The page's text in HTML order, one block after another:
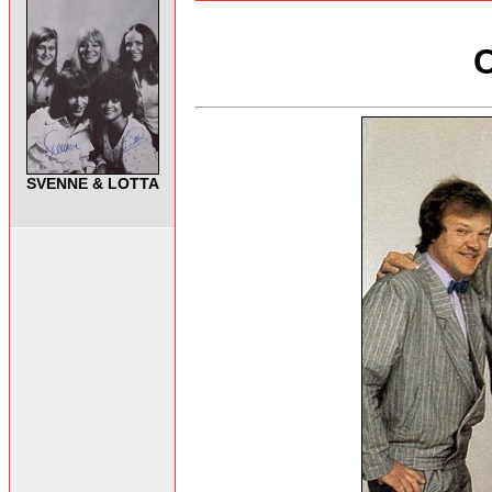
SVENNE & LOTTA